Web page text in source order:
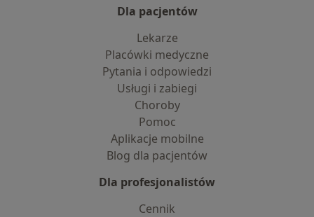
Dla pacjentów
Lekarze
Placówki medyczne
Pytania i odpowiedzi
Usługi i zabiegi
Choroby
Pomoc
Aplikacje mobilne
Blog dla pacjentów
Dla profesjonalistów
Cennik